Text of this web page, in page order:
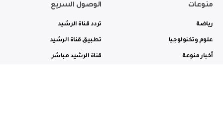
منوعات
رياضة
علوم وتكنولوجيا
أخبار منوعة
الوصول السريع
تردد قناة الرشيد
تطبيق قناة الرشيد
قناة الرشيد مباشر